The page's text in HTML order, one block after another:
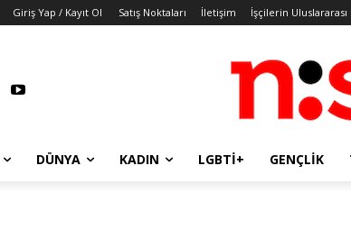
Giriş Yap / Kayıt Ol Satış Noktaları İletişim İşçilerin
DÜNYA KADIN LGBTİ+ GENÇLIK